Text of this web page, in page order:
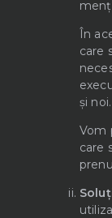
În
care
și noi.
Vom
care